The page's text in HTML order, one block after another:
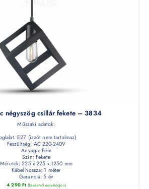
négyszög csillár fekete – 3834
Műszaki adatok:
E27 (izzót nem tartalmaz)
Feszültség: AC 220-240V
Anyaga: Fém
Szín: Fekete
Méretek: 225 x 225 x 1250 mm
Kábel hossza: 1 méter
Garancia: 5 év
4 290 Ft (készletről érdeklődjön)